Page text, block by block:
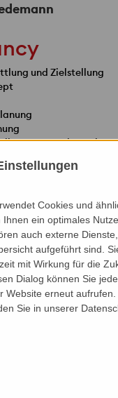
und Zielstellung
/ Vergabe-
Energieausweis
Cookies und
Ihnen ein optimales
auch externe
aufgeführt sind.
mit Wirkung für die
Dialog können Sie
Website erneut aufrufen.
Sie in unserer